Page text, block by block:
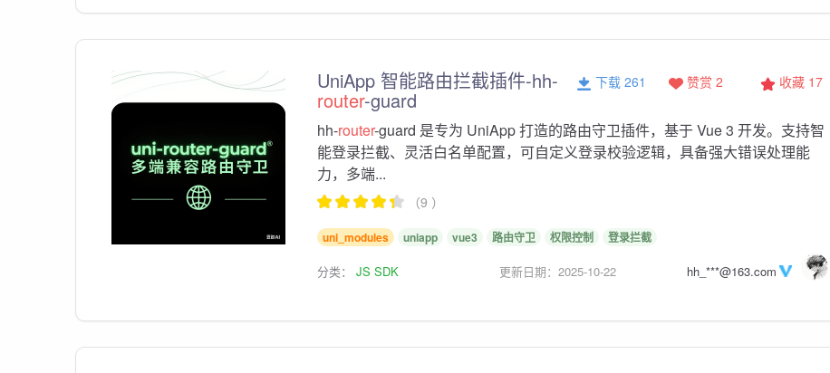
UniApp 智能路由拦截插件-hh-
router-guard
收藏 17
赞赏 2
下载 261
hh-router-guard 是专为 UniApp 打造的路由守卫插件，基于 Vue 3 开发。支持智
能登录拦截、灵活白名单配置，可自定义登录校验逻辑，具备强大错误处理能
力，多端...
（9 ）
uni_modules uniapp vue3 路由守卫 权限控制 登录拦截
分类： JS SDK 更新日期：2025-10-22 hh_***@163.com